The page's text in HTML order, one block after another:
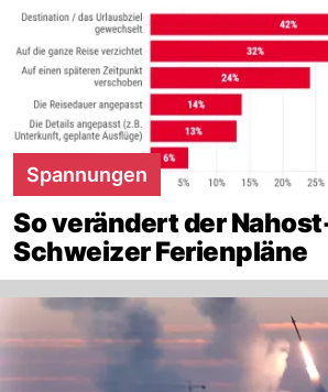
Spannungen
So verändert der
Schweizer Ferienpläne